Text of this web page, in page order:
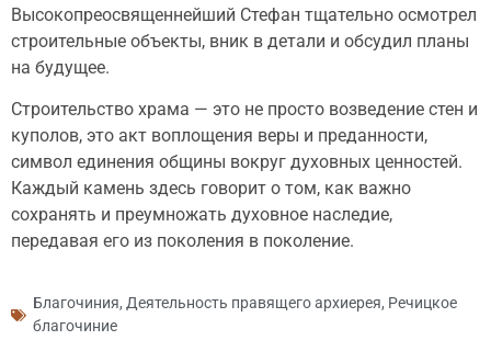
Высокопреосвященнейший Стефан тщательно осмотрел
строительные объекты, вник в детали и обсудил планы
на будущее.
Строительство храма — это не просто возведение стен и
куполов, это акт воплощения веры и преданности,
символ единения общины вокруг духовных ценностей.
Каждый камень здесь говорит о том, как важно
сохранять и преумножать духовное наследие,
передавая его из поколения в поколение.
Благочиния, Деятельность правящего архиерея, Речицкое
благочиние